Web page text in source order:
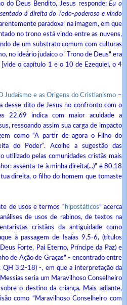
do Deus Bendito, Jesus responde:Eu o
à direita do Todo-poderoso e vindo
paradoxal na imagem, em que
no trono está vindo entre as nuvens,
de um substrato comum com culturas
no ideário judaico o "Trono de Deus" era
o capítulo 1 e o 10 de Ezequiel, o 4
Judaísmo e as Origens do Cristianismo –
desse dito de Jesus no confronto com o
22,69 indica com maior acuidade a
ressoando assim sua carga de impacto
como “A partir de agora o Filho do
do Poder”. Acolhe a sugestão das
utilizado pelas comunidades cristãs mais
assenta-te à minha direita(...)” e 80.18
direita, o filho do homem que tomaste
de usos e termos “ hipostáticos” acerca
de usos de rabinos, de textos na
cristãos da antiguidade como
à passagem de Isaías 9,5-6, (títulos
Forte, Pai Eterno, Príncipe da Paz) e
de Ação de Graças" - encontrado entre
3:2-18) -, em que a interpretação da
seria um Maravilhoso Conselheiro
o destino da criança. Mais adiante,
como “Maravilhoso Conselheiro com